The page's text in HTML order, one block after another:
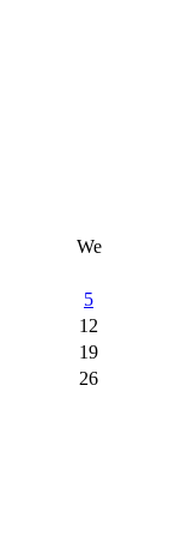
We
5
12
19
26